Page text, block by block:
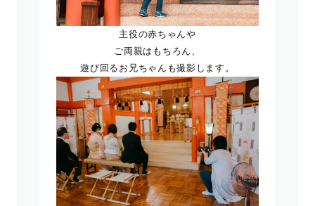
主役の赤ちゃんや
ご両親はもちろん、
遊び回るお兄ちゃんも撮影します。